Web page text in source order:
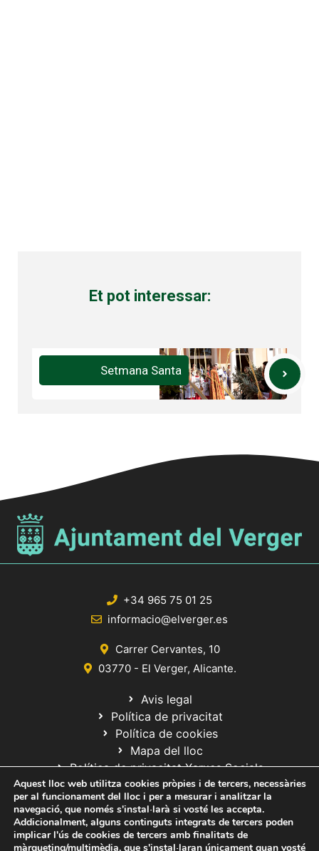
Et pot interessar:
Setmana Santa
+34 965 75 01 25
informacio@elverger.es
Carrer Cervantes, 10
03770 - El Verger, Alicante.
Avis legal
Política de privacitat
Política de cookies
Mapa del lloc
Política de privacitat Xarxes Socials
Aquest lloc web utilitza cookies pròpies i de tercers, necessàries
per al funcionament del lloc i per a mesurar i analitzar la
navegació, que només s'instal·larà si vosté les accepta.
Addicionalment, alguns continguts integrats de tercers poden
implicar l'ús de cookies de tercers amb finalitats de
màrqueting/multimèdia, que s'instal·laran únicament quan vosté